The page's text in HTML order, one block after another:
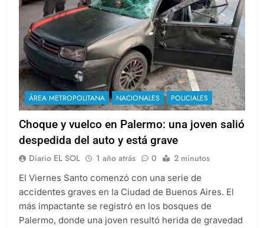
ÁREA METROPOLITANA NACIONALES POLICIALES
Choque y vuelco en Palermo: una joven salió
despedida del auto y está grave
Diario EL SOL 1 año atrás 0 2 minutos
El Viernes Santo comenzó con una serie de
accidentes graves en la Ciudad de Buenos Aires. El
más impactante se registró en los bosques de
Palermo, donde una joven resultó herida de gravedad